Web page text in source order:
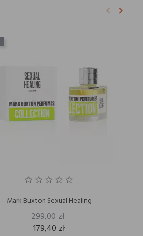
Poprzedni
keyboard_arrow_left keyboard_arrow_right
Mark Buxton Sexual Healing
299,00 zł
179,40 zł